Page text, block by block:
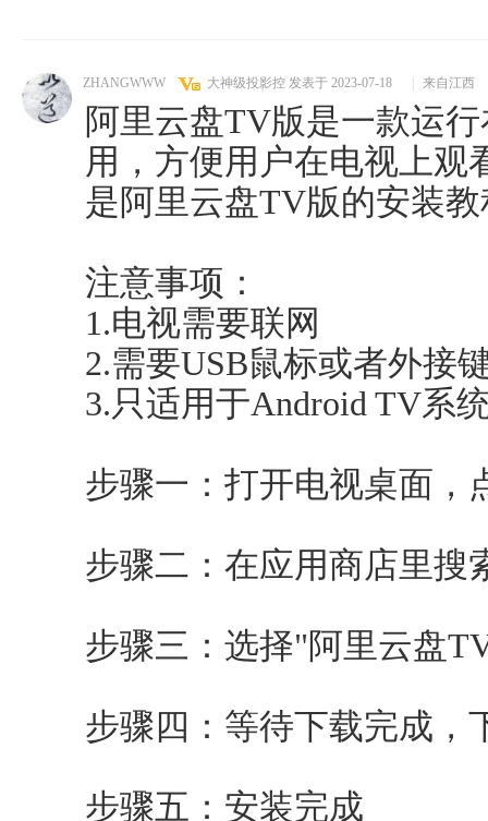
ZHANGWWW 大神级投影控 发表于 2023-07-18 来自江西
阿里云盘TV版是一款运
用，方便用户在电视上观
是阿里云盘TV版的安装
注意事项：
1.电视需要联网
2.需要USB鼠标或者外接
3.只适用于Android TV系
步骤一：打开电视桌面，
步骤二：在应用商店里搜
步骤三：选择"阿里云盘
步骤四：等待下载完成，
步骤五：安装完成